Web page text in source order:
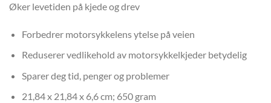
Øker levetiden på kjede og drev
Forbedrer motorsykkelens ytelse på veien
Reduserer vedlikehold av motorsykkelkjeder betydelig
Sparer deg tid, penger og problemer
21,84 x 21,84 x 6,6 cm; 650 gram